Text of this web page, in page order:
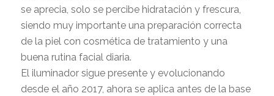
se aprecia, solo se percibe hidratación y frescura,
siendo muy importante una preparación correcta
de la piel con cosmética de tratamiento y una
buena rutina facial diaria.
El iluminador sigue presente y evolucionando
desde el año 2017, ahora se aplica antes de la base